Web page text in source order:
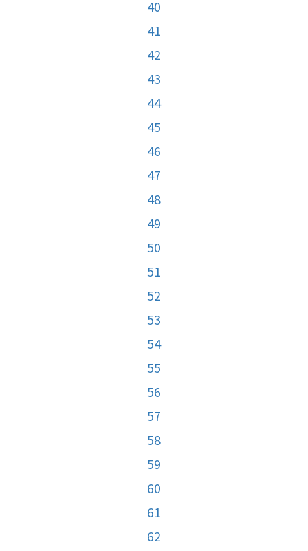
40
41
42
43
44
45
46
47
48
49
50
51
52
53
54
55
56
57
58
59
60
61
62